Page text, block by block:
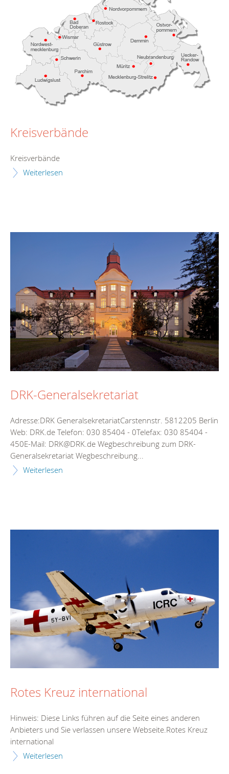
Kreisverbände
Kreisverbände
Weiterlesen
DRK-Generalsekretariat
Adresse:DRK GeneralsekretariatCarstennstr. 5812205 Berlin
Web: DRK.de Telefon: 030 85404 - 0Telefax: 030 85404 -
450E-Mail: DRK@DRK.de Wegbeschreibung zum DRK-
Generalsekretariat Wegbeschreibung...
Weiterlesen
Rotes Kreuz international
Hinweis: Diese Links führen auf die Seite eines anderen
Anbieters und Sie verlassen unsere Webseite.Rotes Kreuz
international
Weiterlesen